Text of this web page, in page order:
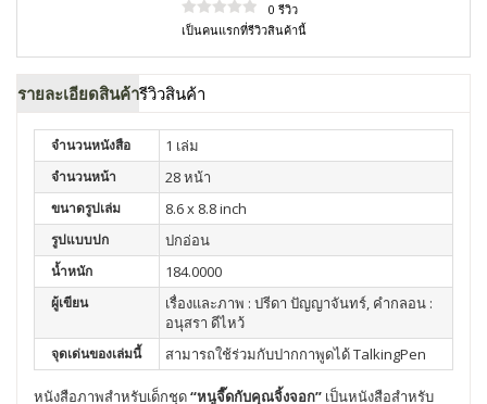
0 รีวิว
เป็นคนแรกที่รีวิวสินค้านี้
รายละเอียดสินค้ารีวิวสินค้า
จำนวนหนังสือ 1 เล่ม
จำนวนหน้า 28 หน้า
ขนาดรูปเล่ม 8.6 x 8.8 inch
รูปแบบปก ปกอ่อน
น้ำหนัก 184.0000
ผู้เขียน
เรื่องและภาพ : ปรีดา ปัญญาจันทร์, คำกลอน :
อนุสรา ดีไหว้
จุดเด่นของเล่มนี้ สามารถใช้ร่วมกับปากกาพูดได้ TalkingPen
หนังสือภาพสำหรับเด็กชุด“หนูจี๊ดกับคุณจิ้งจอก” เป็นหนังสือสำหรับ